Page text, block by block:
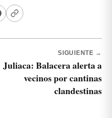
SIGUIENTE →
Juliaca: Balacera alerta a
vecinos por cantinas
clandestinas